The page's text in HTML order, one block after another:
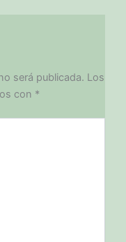
será publicada. Los
con *